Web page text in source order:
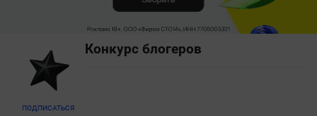
ПОДПИСАТЬСЯ
Конкурс блогеров